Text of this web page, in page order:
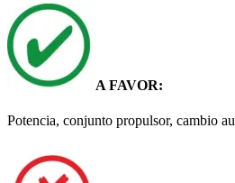
A FAVOR:
Potencia, conjunto propulsor, cambio